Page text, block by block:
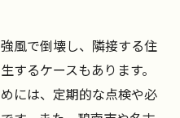
合の注意点とは
的リスクと罰則の可能
風で倒壊し、隣接する住
するケースもあります。
には、定期的な点検や必